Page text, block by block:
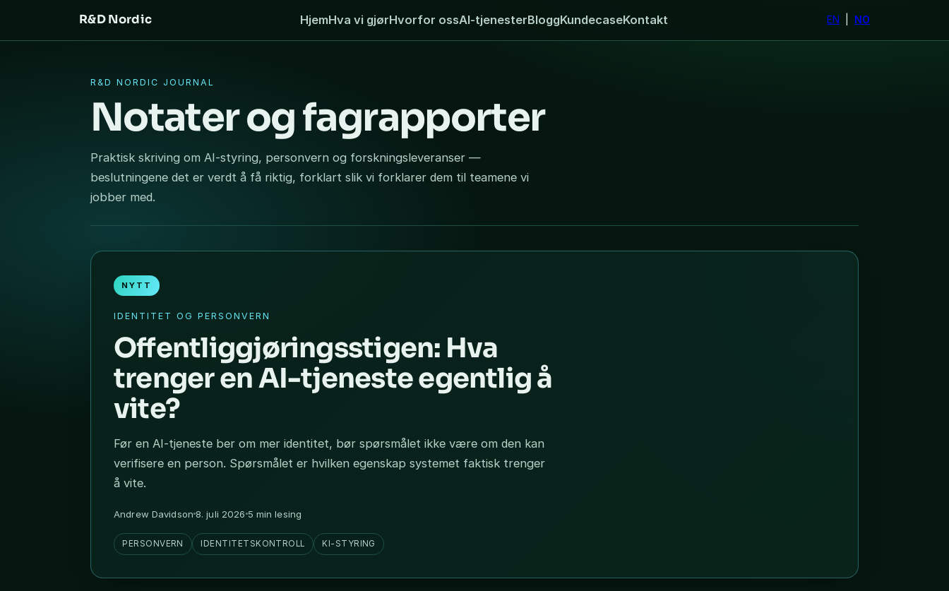
R&D Nordic HjemHva vi gjørHvorfor ossAI-tjenesterBloggKundecaseKontakt EN NO
R&D NORDIC JOURNAL
Notater og fagrapporter
Praktisk skriving om AI-styring, personvern og forskningsleveranser —
beslutningene det er verdt å få riktig, forklart slik vi forklarer dem til teamene vi
jobber med.
NYTT
IDENTITET OG PERSONVERN
Offentliggjøringsstigen: Hva
trenger en AI-tjeneste egentlig å
vite?
Før en AI-tjeneste ber om mer identitet, bør spørsmålet ikke være om den kan
verifisere en person. Spørsmålet er hvilken egenskap systemet faktisk trenger
å vite.
Andrew Davidson 8. juli 2026 5 min lesing
PERSONVERN IDENTITETSKONTROLL KI-STYRING